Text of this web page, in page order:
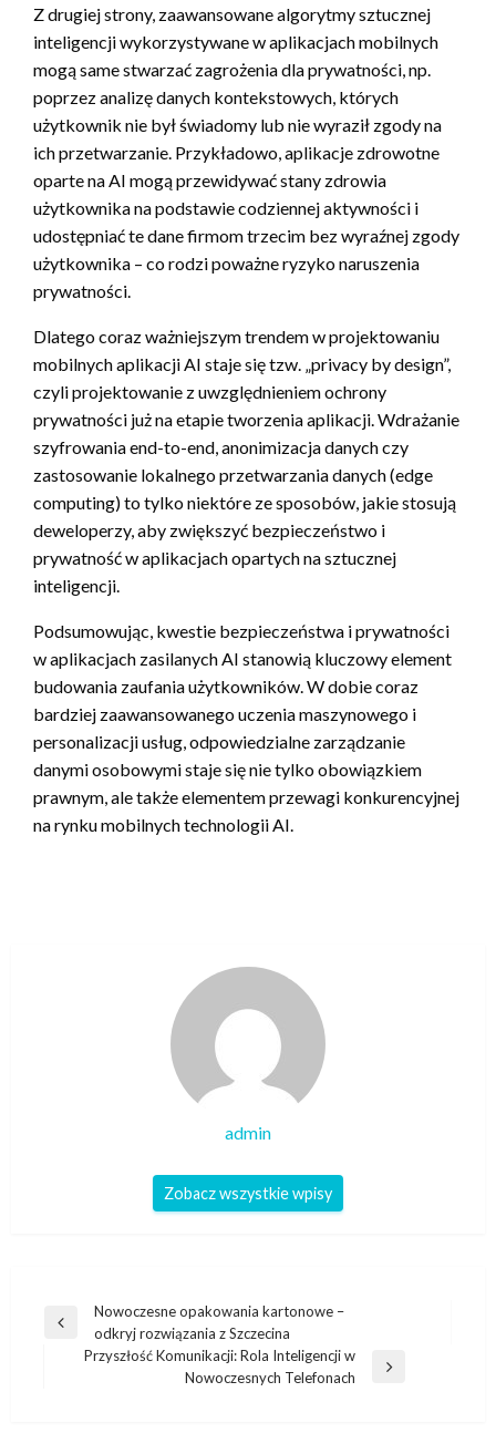
Z drugiej strony, zaawansowane algorytmy sztucznej
inteligencji wykorzystywane w aplikacjach mobilnych
mogą same stwarzać zagrożenia dla prywatności, np.
poprzez analizę danych kontekstowych, których
użytkownik nie był świadomy lub nie wyraził zgody na
ich przetwarzanie. Przykładowo, aplikacje zdrowotne
oparte na AI mogą przewidywać stany zdrowia
użytkownika na podstawie codziennej aktywności i
udostępniać te dane firmom trzecim bez wyraźnej zgody
użytkownika – co rodzi poważne ryzyko naruszenia
prywatności.
Dlatego coraz ważniejszym trendem w projektowaniu
mobilnych aplikacji AI staje się tzw. „privacy by design”,
czyli projektowanie z uwzględnieniem ochrony
prywatności już na etapie tworzenia aplikacji. Wdrażanie
szyfrowania end-to-end, anonimizacja danych czy
zastosowanie lokalnego przetwarzania danych (edge
computing) to tylko niektóre ze sposobów, jakie stosują
deweloperzy, aby zwiększyć bezpieczeństwo i
prywatność w aplikacjach opartych na sztucznej
inteligencji.
Podsumowując, kwestie bezpieczeństwa i prywatności
w aplikacjach zasilanych AI stanowią kluczowy element
budowania zaufania użytkowników. W dobie coraz
bardziej zaawansowanego uczenia maszynowego i
personalizacji usług, odpowiedzialne zarządzanie
danymi osobowymi staje się nie tylko obowiązkiem
prawnym, ale także elementem przewagi konkurencyjnej
na rynku mobilnych technologii AI.
admin
Zobacz wszystkie wpisy
Nawigacja
wpisu
Poprzedni
Nowoczesne opakowania kartonowe –
odkryj rozwiązania z Szczecina
Przyszłość Komunikacji: Rola Inteligencji w
Nowoczesnych Telefonach